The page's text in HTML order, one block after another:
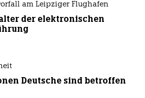
am Leipziger Flughafen
der elektronischen
Deutsche sind betroffen